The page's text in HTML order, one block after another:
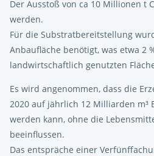
Der Ausstoß von ca 10 Millionen t
werden.
Für die Substratbereitstellung
Anbaufläche benötigt, was etwa 2
landwirtschaftlich genutzten
Es wird angenommen, dass die
2020 auf jährlich 12 Milliarden m³
werden kann, ohne die
beeinflussen.
Das entspräche einer